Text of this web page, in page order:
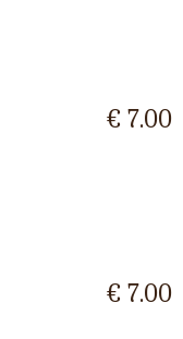
€ 7.00
€ 7.00